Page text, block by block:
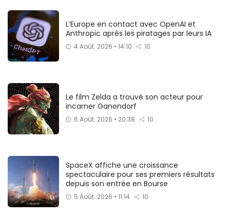
L’Europe en contact avec OpenAI et
Anthropic après les piratages par leurs IA
4 Août. 2026 • 14:10 10
Le film Zelda a trouvé son acteur pour
incarner Ganondorf
6 Août. 2026 • 20:38 10
SpaceX affiche une croissance
spectaculaire pour ses premiers résultats
depuis son entrée en Bourse
5 Août. 2026 • 11:14 10